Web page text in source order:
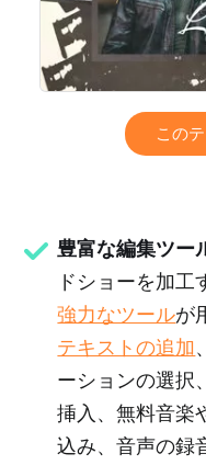
この
豊富な編集ツー
ドショーを加工
強力なツールが
テキストの追加
ーションの選択
挿入、無料音楽
込み、音声の録